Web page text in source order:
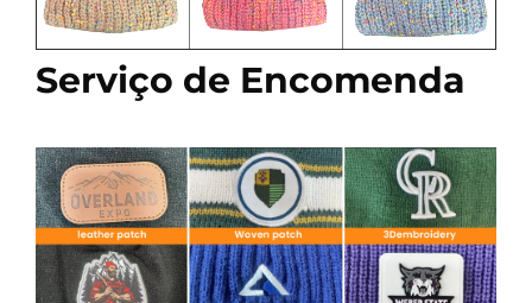
Serviço de Encomenda